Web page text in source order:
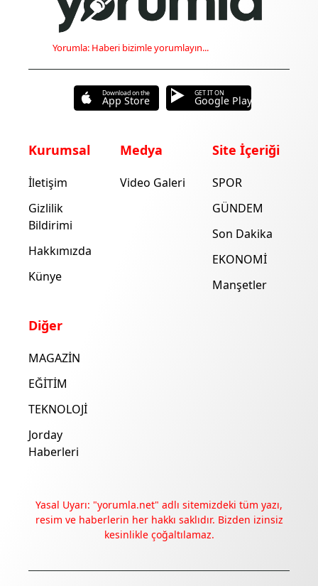
Deneyimini iyileştirmek ve içeriğimizi geliştirmek için çerezler
Yorumla: Haberi bizimle yorumlayın...
Download on the
App Store
GET IT ON
Google Play
Kurumsal
İletişim
Gizlilik
Bildirimi
Hakkımızda
Künye
Medya
Video Galeri
Site İçeriği
SPOR
GÜNDEM
Son Dakika
EKONOMİ
Manşetler
Diğer
MAGAZİN
EĞİTİM
TEKNOLOJİ
Jorday
Haberleri
Yasal Uyarı: "yorumla.net" adlı sitemizdeki tüm yazı,
resim ve haberlerin her hakkı saklıdır. Bizden izinsiz
kesinlikle çoğaltılamaz.